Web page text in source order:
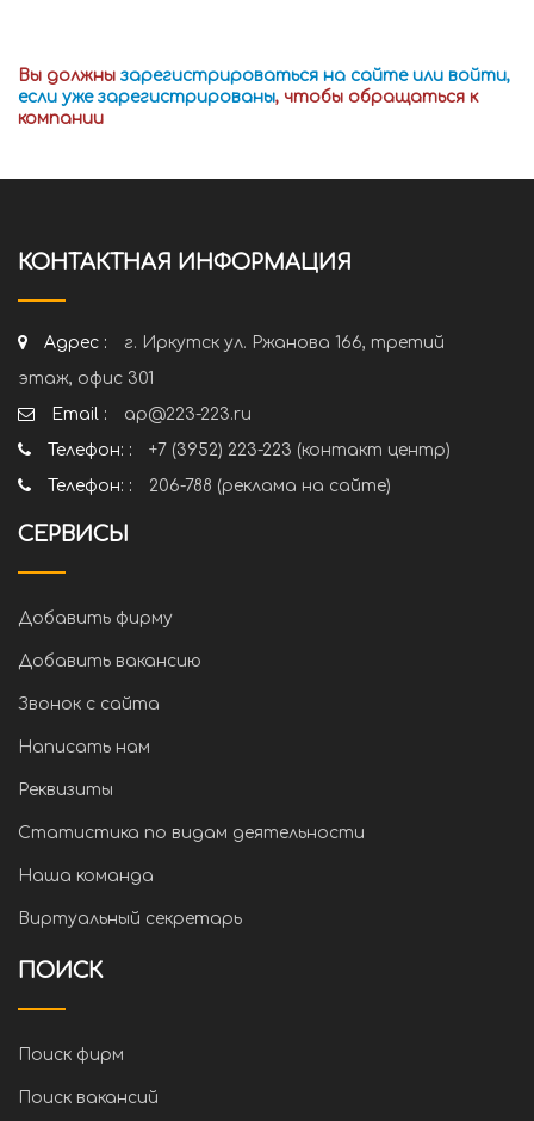
Вы должны зарегистрироваться на сайте или войти,
если уже зарегистрированы, чтобы обращаться к
компании
КОНТАКТНАЯ ИНФОРМАЦИЯ
Адрес :
г. Иркутск ул. Ржанова 166, третий
этаж, офис 301
Email :
ap@223-223.ru
Телефон: :
+7 (3952) 223-223 (контакт центр)
Телефон: :
206-788 (реклама на сайте)
СЕРВИСЫ
Добавить фирму
Добавить вакансию
Звонок с сайта
Написать нам
Реквизиты
Статистика по видам деятельности
Наша команда
Виртуальный секретарь
ПОИСК
Поиск фирм
Поиск вакансий